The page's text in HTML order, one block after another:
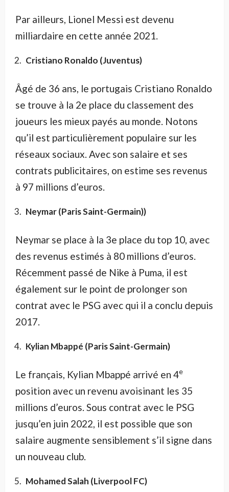
Par ailleurs, Lionel Messi est devenu
milliardaire en cette année 2021.
Cristiano Ronaldo (Juventus)
Âgé de 36 ans, le portugais Cristiano Ronaldo
se trouve à la 2e place du classement des
joueurs les mieux payés au monde. Notons
qu’il est particulièrement populaire sur les
réseaux sociaux. Avec son salaire et ses
contrats publicitaires, on estime ses revenus
à 97 millions d’euros.
Neymar (Paris Saint-Germain))
Neymar se place à la 3e place du top 10, avec
des revenus estimés à 80 millions d’euros.
Récemment passé de Nike à Puma, il est
également sur le point de prolonger son
contrat avec le PSG avec qui il a conclu depuis
2017.
Kylian Mbappé (Paris Saint-Germain)
Le français, Kylian Mbappé arrivé en 4e
position avec un revenu avoisinant les 35
millions d’euros. Sous contrat avec le PSG
jusqu’en juin 2022, il est possible que son
salaire augmente sensiblement s’il signe dans
un nouveau club.
Mohamed Salah (Liverpool FC)